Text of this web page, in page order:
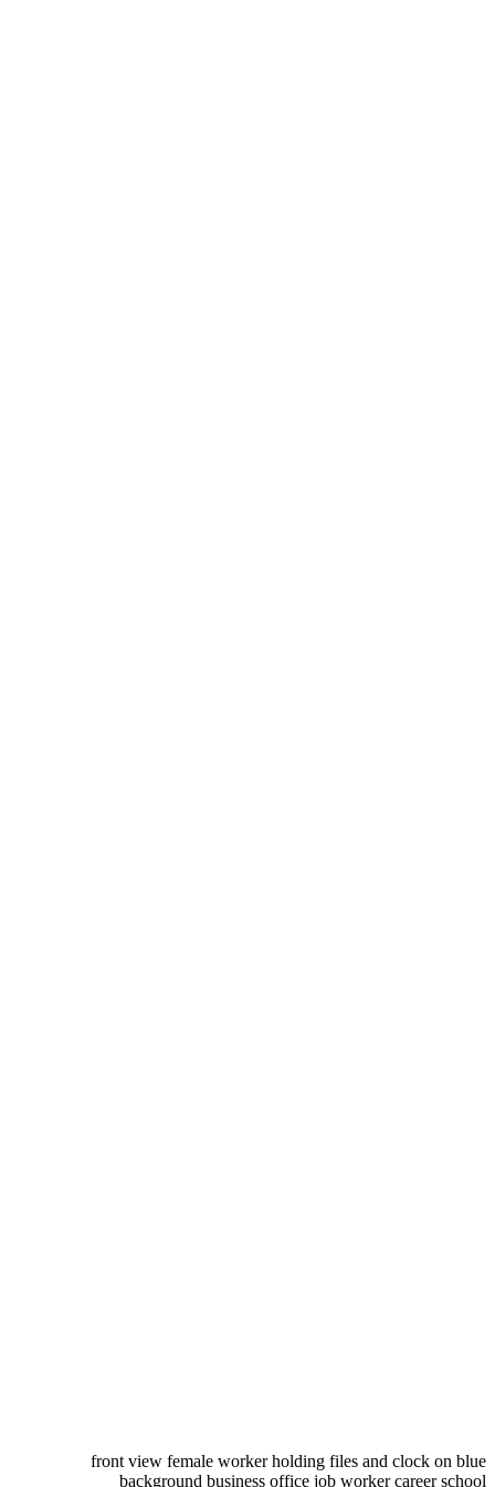
front view female worker holding files and clock on blue
background business office job worker career school